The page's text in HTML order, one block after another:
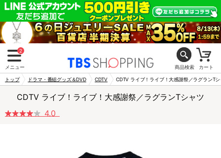
2
メニュー 商品検索 カート
トップ ドラマ・番組グッズ＆DVD CDTV CDTV ライブ！ライブ！大感謝祭／ラグランT
CDTV ライブ！ライブ！大感謝祭／ラグランTシャツ
4.0